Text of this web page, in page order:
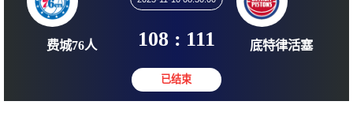
NBA
2025-11-10 08:30:00
108 : 111